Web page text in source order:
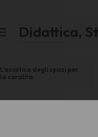
Didattica,
L'acustica degli spazi per
la coralita